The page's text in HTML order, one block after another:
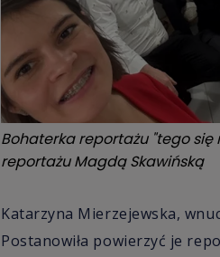
Bohaterka reportażu "tego się
reportażu Magdą Skawińską
Katarzyna Mierzejewska,
Postanowiła powierzyć je